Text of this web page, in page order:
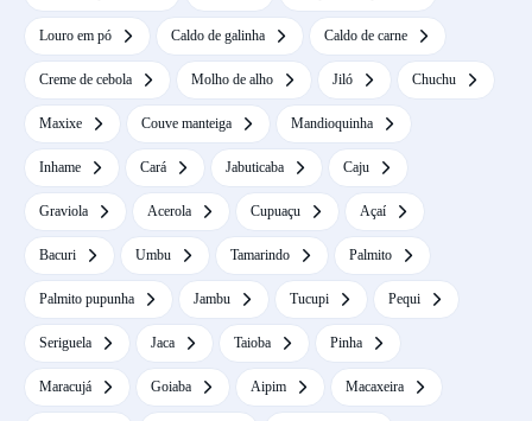
Louro em pó Caldo de galinha Caldo de carne
Creme de cebola Molho de alho Jiló Chuchu
Maxixe Couve manteiga Mandioquinha
Inhame Cará Jabuticaba Caju
Graviola Acerola Cupuaçu Açaí
Bacuri Umbu Tamarindo Palmito
Palmito pupunha Jambu Tucupi Pequi
Seriguela Jaca Taioba Pinha
Maracujá Goiaba Aipim Macaxeira